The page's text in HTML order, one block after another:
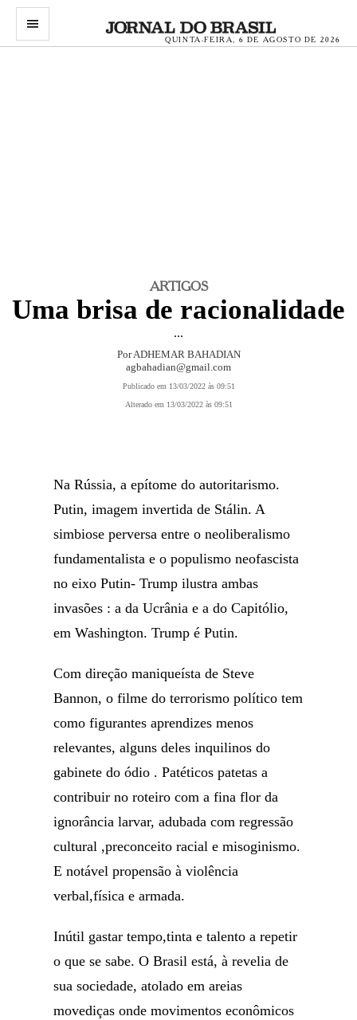
menu
QUINTA-FEIRA, 6 DE AGOSTO DE 2026
ARTIGOS
Uma brisa de racionalidade
...
Por ADHEMAR BAHADIAN
agbahadian@gmail.com
Publicado em 13/03/2022 às 09:51
Alterado em 13/03/2022 às 09:51
Na Rússia, a epítome do autoritarismo.
Putin, imagem invertida de Stálin. A
simbiose perversa entre o neoliberalismo
fundamentalista e o populismo neofascista
no eixo Putin- Trump ilustra ambas
invasões : a da Ucrânia e a do Capitólio,
em Washington. Trump é Putin.
Com direção maniqueísta de Steve
Bannon, o filme do terrorismo político tem
como figurantes aprendizes menos
relevantes, alguns deles inquilinos do
gabinete do ódio . Patéticos patetas a
contribuir no roteiro com a fina flor da
ignorância larvar, adubada com regressão
cultural ,preconceito racial e misoginismo.
E notável propensão à violência
verbal,física e armada.
Inútil gastar tempo,tinta e talento a repetir
o que se sabe. O Brasil está, à revelia de
sua sociedade, atolado em areias
movediças onde movimentos econômicos